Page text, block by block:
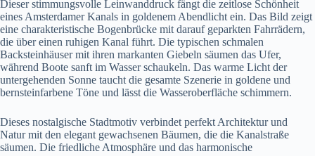
Dieser stimmungsvolle Leinwanddruck fängt die zeitlose Schönheit
eines Amsterdamer Kanals in goldenem Abendlicht ein. Das Bild zeigt
eine charakteristische Bogenbrücke mit darauf geparkten Fahrrädern,
die über einen ruhigen Kanal führt. Die typischen schmalen
Backsteinhäuser mit ihren markanten Giebeln säumen das Ufer,
während Boote sanft im Wasser schaukeln. Das warme Licht der
untergehenden Sonne taucht die gesamte Szenerie in goldene und
bernsteinfarbene Töne und lässt die Wasseroberfläche schimmern.
Dieses nostalgische Stadtmotiv verbindet perfekt Architektur und
Natur mit den elegant gewachsenen Bäumen, die die Kanalstraße
säumen. Die friedliche Atmosphäre und das harmonische